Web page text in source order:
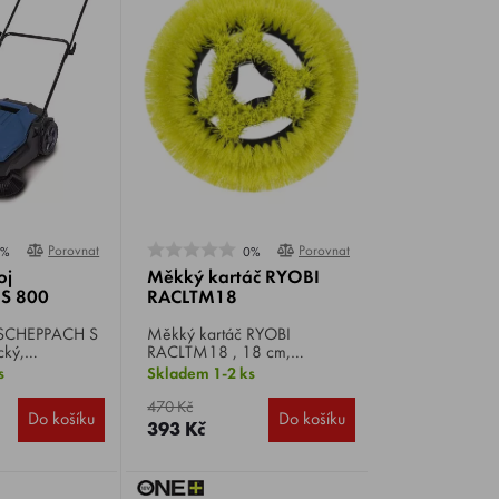
Porovnat
S 800
hod, záběr
Do košíku
0% Porovnat
Měkký kartáč RYOBI
RACLTM18
Měkký kartáč RYOBI
RACLTM18 , 18 cm,
kompatibilní s RYOBI R18TPS
Skladem 1-2 ks
470 Kč
393 Kč Do košíku